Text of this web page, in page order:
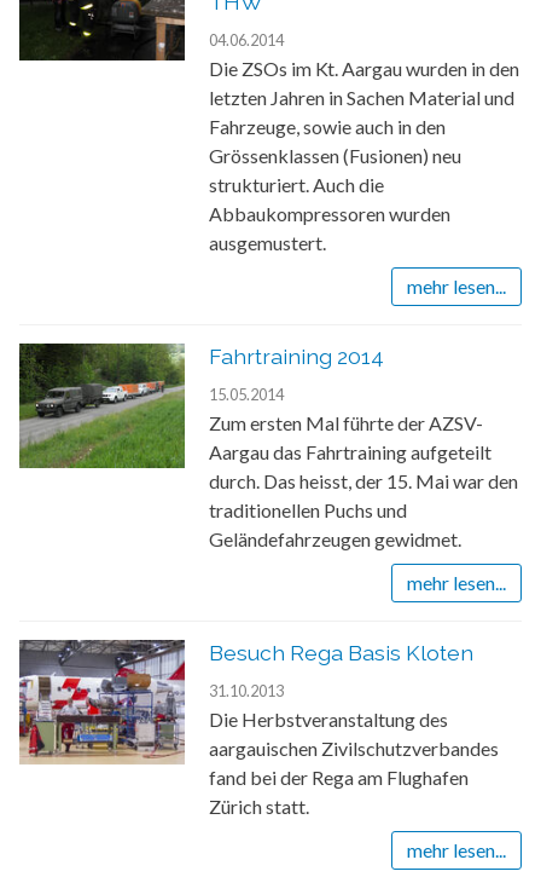
04.06.2014
Die ZSOs im Kt. Aargau wurden in den
letzten Jahren in Sachen Material und
Fahrzeuge, sowie auch in den
Grössenklassen (Fusionen) neu
strukturiert. Auch die
Abbaukompressoren wurden
ausgemustert.
mehr lesen...
Fahrtraining 2014
15.05.2014
Zum ersten Mal führte der AZSV-
Aargau das Fahrtraining aufgeteilt
durch. Das heisst, der 15. Mai war den
traditionellen Puchs und
Geländefahrzeugen gewidmet.
mehr lesen...
Besuch Rega Basis Kloten
31.10.2013
Die Herbstveranstaltung des
aargauischen Zivilschutzverbandes
fand bei der Rega am Flughafen
Zürich statt.
mehr lesen...